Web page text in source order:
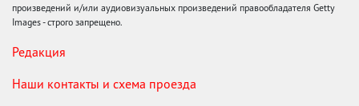
произведений и/или аудиовизуальных произведений правообладателя Getty
Images - строго запрещено.
Редакция
Наши контакты и схема проезда